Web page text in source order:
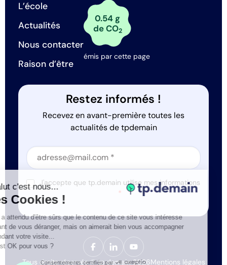
L’école
Actualités
Nous contacter
Raison d’être
0.54 g
de CO2
émis par cette page
Restez informés !
Recevez en avant-première toutes les
actualités de tpdemain
Section
Section
J'accepte que tp.demain utilise mes informations
*
Tous droits réservés © tp.demain 2026Mentions légales
Salut c'est nous...
les Cookies !
On a attendu d'être sûrs que le contenu de ce site vous intéresse
avant de vous déranger, mais on aimerait bien vous accompagner
pendant votre visite...
C'est OK pour vous ?
Consentements certifiés par